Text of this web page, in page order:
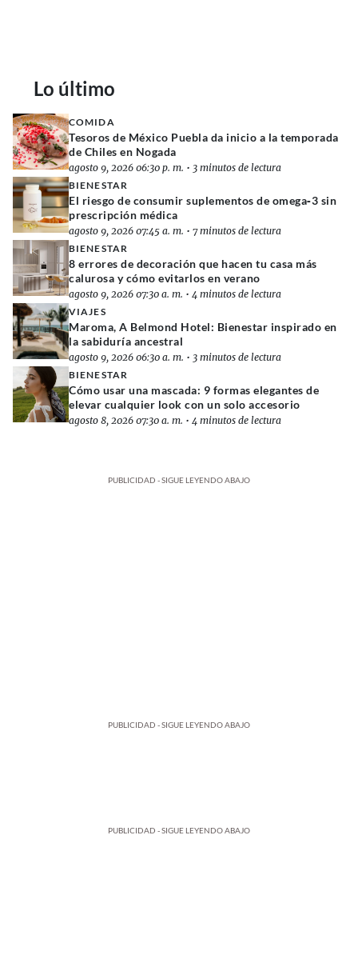
Lo último
COMIDA
Tesoros de México Puebla da inicio a la temporada
de Chiles en Nogada
agosto 9, 2026 06:30 p. m. • 3 minutos de lectura
BIENESTAR
El riesgo de consumir suplementos de omega‑3 sin
prescripción médica
agosto 9, 2026 07:45 a. m. • 7 minutos de lectura
BIENESTAR
8 errores de decoración que hacen tu casa más
calurosa y cómo evitarlos en verano
agosto 9, 2026 07:30 a. m. • 4 minutos de lectura
VIAJES
Maroma, A Belmond Hotel: Bienestar inspirado en
la sabiduría ancestral
agosto 9, 2026 06:30 a. m. • 3 minutos de lectura
BIENESTAR
Cómo usar una mascada: 9 formas elegantes de
elevar cualquier look con un solo accesorio
agosto 8, 2026 07:30 a. m. • 4 minutos de lectura
PUBLICIDAD - SIGUE LEYENDO ABAJO
PUBLICIDAD - SIGUE LEYENDO ABAJO
PUBLICIDAD - SIGUE LEYENDO ABAJO